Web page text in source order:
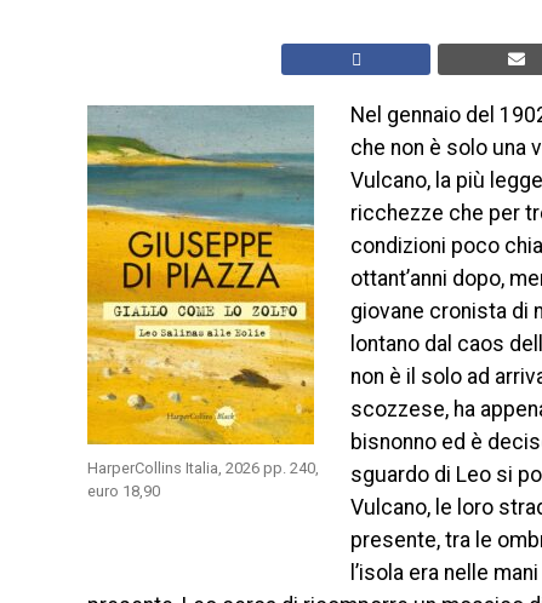
HarperCollins Italia, 2026 pp. 240,
euro 18,90
Nel gennaio del
che non è solo una
Vulcano, la più
ricchezze che per
condizioni poco
ottant’anni dopo,
giovane cronista di
lontano dal caos
non è il solo ad
scozzese, ha
bisnonno ed è
sguardo di Leo si
Vulcano, le loro
presente, tra le
l’isola era nelle